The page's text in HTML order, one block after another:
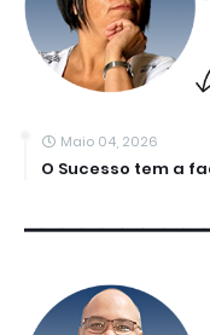
Maio 04, 2026
O Sucesso tem a